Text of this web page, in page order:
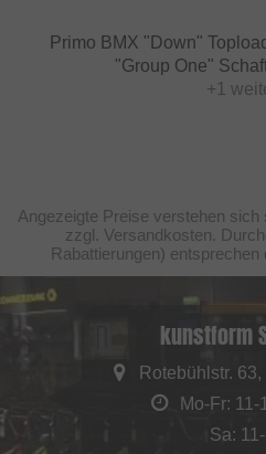
Primo BMX "Down"
"Group One"
+1
Angezeigte Preise verstehen
zzgl. Versandkosten.
Rabattierungen)
kunstform
Rotebühlstr.
Mo-Fr:
Sa: